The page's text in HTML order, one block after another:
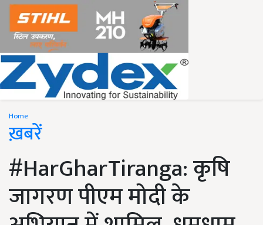
Home
ख़बरें
#HarGharTiranga: कृषि
जागरण पीएम मोदी के